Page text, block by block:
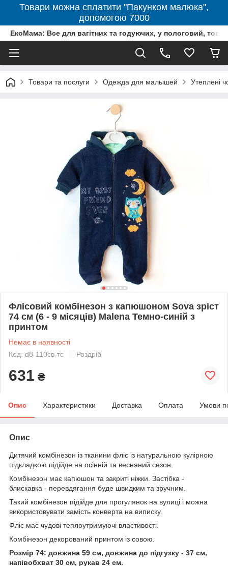
Товари можна сплатити "Пакунком малюка",
допомогою 7000
ЕкоМама: Все для вагітних та годуючих, у пологовий,
Товари та послуги Одежда для малышей Утеплені
Флісовий комбінезон з капюшоном Sova зріст
74 см (6 - 9 місяців) Malena Темно-синій з
принтом
Немає в наявності
Код: d8-110св-тс
Роздріб
631 ₴
Опис Характеристики Доставка Оплата Умови
Опис
Дитячий комбінезон із тканини фліс із натуральною кулірною
підкладкою підійде на осінній та весняний сезон.
Комбінезон має капюшон та закриті ніжки. Застібка -
блискавка - перевдягання буде швидким та зручним.
Такий комбінезон підійде для прогулянок на вулиці і можна
використовувати замість конверта на виписку.
Фліс має чудові теплоутримуючі властивості.
Комбінезон декорований принтом із совою.
Розмір 74: довжина 59 см, довжина до підгузку - 37 см,
напівобхват 30 см, рукав 24 см.